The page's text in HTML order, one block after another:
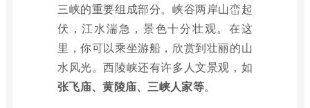
三峡的重要组成部分。峡谷两岸山峦起
伏，江水湍急，景色十分壮观。在这
里，你可以乘坐游船，欣赏到壮丽的山
水风光。西陵峡还有许多人文景观，如
张飞庙、黄陵庙、三峡人家等。